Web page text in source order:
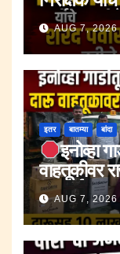
पार्टीच्या
AUG 7, 2026
इतर बातम्या बांदा
इनोव्हा
वाहतूकीवर
मुद्देमाल जप्त.
AUG 7, 2026